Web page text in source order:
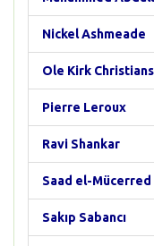
Nickel Ashmeade
Ole Kirk
Pierre Leroux
Ravi Shankar
Saad el-Mücerred
Sakıp Sabancı